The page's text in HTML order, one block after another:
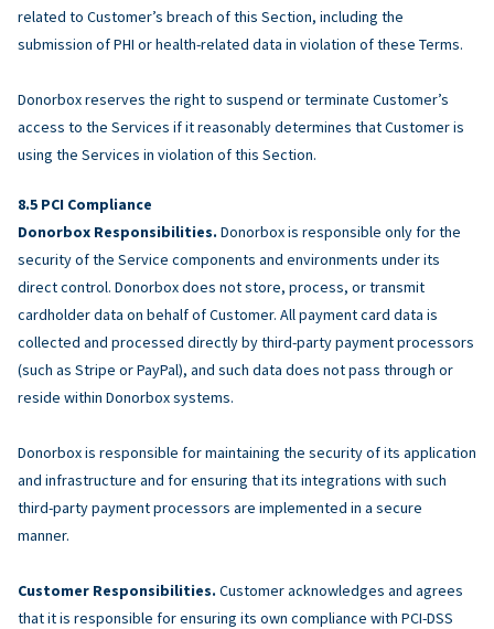
related to Customer’s breach of this Section, including the
submission of PHI or health-related data in violation of these Terms.
Donorbox reserves the right to suspend or terminate Customer’s
access to the Services if it reasonably determines that Customer is
using the Services in violation of this Section.
PCI Compliance
Donorbox Responsibilities. Donorbox is responsible only for the
security of the Service components and environments under its
direct control. Donorbox does not store, process, or transmit
cardholder data on behalf of Customer. All payment card data is
collected and processed directly by third-party payment processors
(such as Stripe or PayPal), and such data does not pass through or
reside within Donorbox systems.
Donorbox is responsible for maintaining the security of its application
and infrastructure and for ensuring that its integrations with such
third-party payment processors are implemented in a secure
manner.
Customer Responsibilities. Customer acknowledges and agrees
that it is responsible for ensuring its own compliance with PCI-DSS